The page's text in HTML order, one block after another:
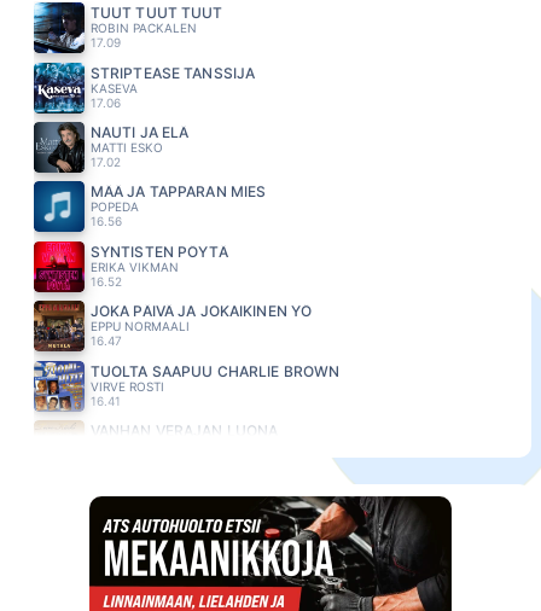
TUUT TUUT TUUT
ROBIN PACKALEN
17.09
STRIPTEASE TANSSIJA
KASEVA
17.06
NAUTI JA ELÄ
MATTI ESKO
17.02
MÄÄ JA TAPPARAN MIES
POPEDA
16.56
SYNTISTEN PÖYTÄ
ERIKA VIKMAN
16.52
JOKA PÄIVÄ JA JOKAIKINEN YÖ
EPPU NORMAALI
16.47
TUOLTA SAAPUU CHARLIE BROWN
VIRVE ROSTI
16.41
VANHAN VERAJAN LUONA
EPPU NORMAALI
16.28
KIRJE
JANNE HURME
16.11